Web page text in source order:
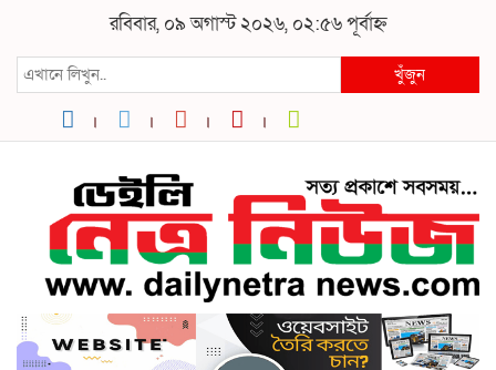
রবিবার, ০৯ অগাস্ট ২০২৬, ০২:৫৬ পূর্বাহ্ন
খুঁজুন